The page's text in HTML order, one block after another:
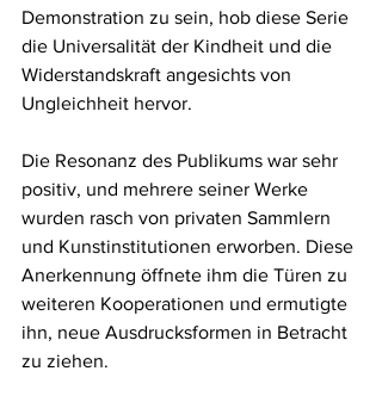
Demonstration zu sein, hob diese Serie
die Universalität der Kindheit und die
Widerstandskraft angesichts von
Ungleichheit hervor.
Die Resonanz des Publikums war sehr
positiv, und mehrere seiner Werke
wurden rasch von privaten Sammlern
und Kunstinstitutionen erworben. Diese
Anerkennung öffnete ihm die Türen zu
weiteren Kooperationen und ermutigte
ihn, neue Ausdrucksformen in Betracht
zu ziehen.